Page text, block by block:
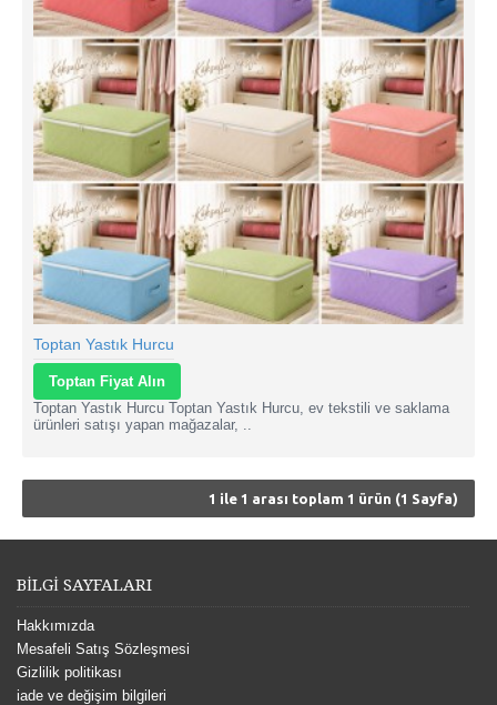
Toptan Yastık Hurcu
Toptan Fiyat Alın
Toptan Yastık Hurcu Toptan Yastık Hurcu, ev tekstili ve saklama
ürünleri satışı yapan mağazalar, ..
1 ile 1 arası toplam 1 ürün (1 Sayfa)
BİLGİ SAYFALARI
Hakkımızda
Mesafeli Satış Sözleşmesi
Gizlilik politikası
iade ve değişim bilgileri